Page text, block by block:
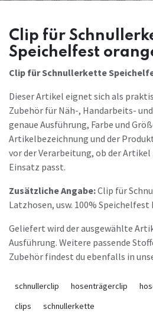
Clip für
Speichelfest
Clip für Schnullerkette
Dieser Artikel eignet sich als
Zubehör für Näh-, Handarbeits-
genaue Ausführung, Farbe und
Artikelbezeichnung und der
vor der Verarbeitung, ob der
Einsatz passt.
Zusätzliche Angabe:Clip für
Latzhosen, usw. 100%
Geliefert wird der ausgewählte
Ausführung. Weitere passende
Zubehör findest du ebenfalls in
schnullerclip hosenträgerclip
clips
schnullerkette